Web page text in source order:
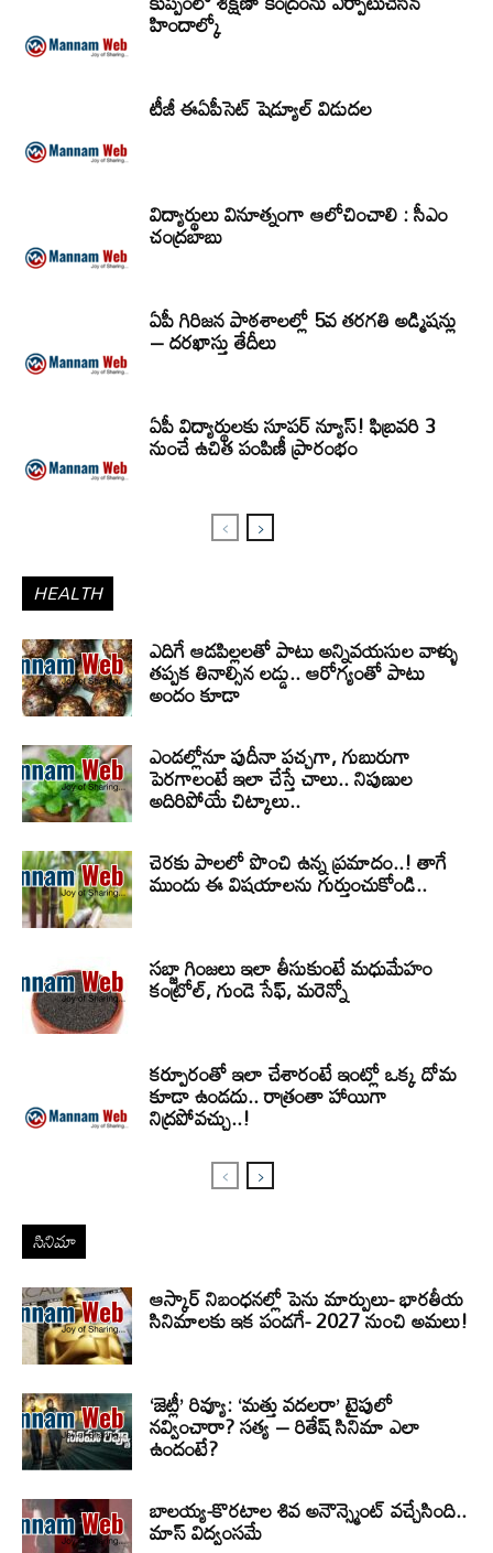
హిందాల్కో
టీజీ ఈఏపీసెట్‌ షెడ్యూల్‌ విడుదల
విద్యార్థులు వినూత్నంగా ఆలోచించాలి : సీఎం
చంద్రబాబు
ఏపీ గిరిజన పాఠశాలల్లో 5వ తరగతి అడ్మిషన్లు
– దరఖాస్తు తేదీలు
ఏపీ విద్యార్థులకు సూపర్ న్యూస్! ఫిబ్రవరి 3
నుంచే ఉచిత పంపిణీ ప్రారంభం
HEALTH
ఎదిగే ఆడపిల్లలతో పాటు అన్నివయసుల వాళ్ళు
తప్పక తినాల్సిన లడ్డు.. ఆరోగ్యంతో పాటు
అందం కూడా
ఎండల్లోనూ పుదీనా పచ్చగా, గుబురుగా
పెరగాలంటే ఇలా చేస్తే చాలు.. నిపుణుల
అదిరిపోయే చిట్కాలు..
చెరకు పాలలో పొంచి ఉన్న ప్రమాదం..! తాగే
ముందు ఈ విషయాలను గుర్తుంచుకోండి..
సబ్జా గింజలు ఇలా తీసుకుంటే మధుమేహం
కంట్రోల్, గుండె సేఫ్, మరెన్నో
కర్పూరంతో ఇలా చేశారంటే ఇంట్లో ఒక్క దోమ
కూడా ఉండదు.. రాత్రంతా హాయిగా
నిద్రపోవచ్చు..!
సినిమా
ఆస్కార్ నిబంధనల్లో పెను మార్పులు- భారతీయ
సినిమాలకు ఇక పండగే- 2027 నుంచి అమలు!
‘జెట్లీ’ రివ్యూ: ‘మత్తు వదలరా’ టైపులో
నవ్వించారా? సత్య – రితేష్ సినిమా ఎలా
ఉందంటే?
బాలయ్య-కొరటాల శివ అనౌన్స్మెంట్ వచ్చేసింది..
మాస్ విద్వంసమే